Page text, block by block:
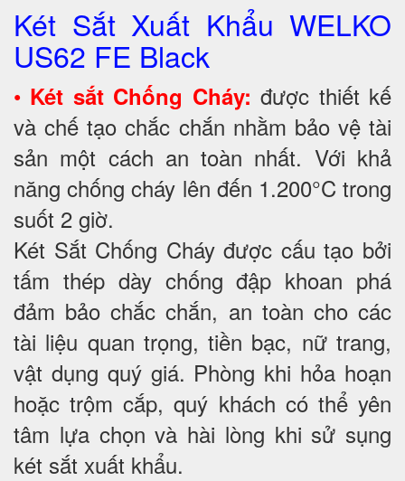
Két Sắt Xuất Khẩu WELKO
US62 FE Black
• Két sắt Chống Cháy: được thiết kế
và chế tạo chắc chắn nhằm bảo vệ tài
sản một cách an toàn nhất. Với khả
năng chống cháy lên đến 1.200°C trong
suốt 2 giờ.
Két Sắt Chống Cháy được cấu tạo bởi
tấm thép dày chống đập khoan phá
đảm bảo chắc chắn, an toàn cho các
tài liệu quan trọng, tiền bạc, nữ trang,
vật dụng quý giá. Phòng khi hỏa hoạn
hoặc trộm cắp, quý khách có thể yên
tâm lựa chọn và hài lòng khi sử sụng
két sắt xuất khẩu.